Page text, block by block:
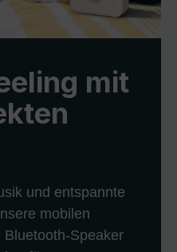
mit
und entspannte
mobilen
Speaker